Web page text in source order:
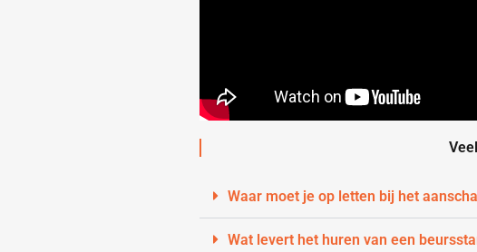
Waar moet je op letten bij het
Wat levert het huren van een